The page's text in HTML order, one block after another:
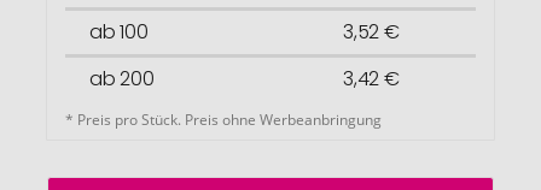
ab 100
3,52 €
ab 200
3,42 €
* Preis pro Stück. Preis ohne Werbeanbringung